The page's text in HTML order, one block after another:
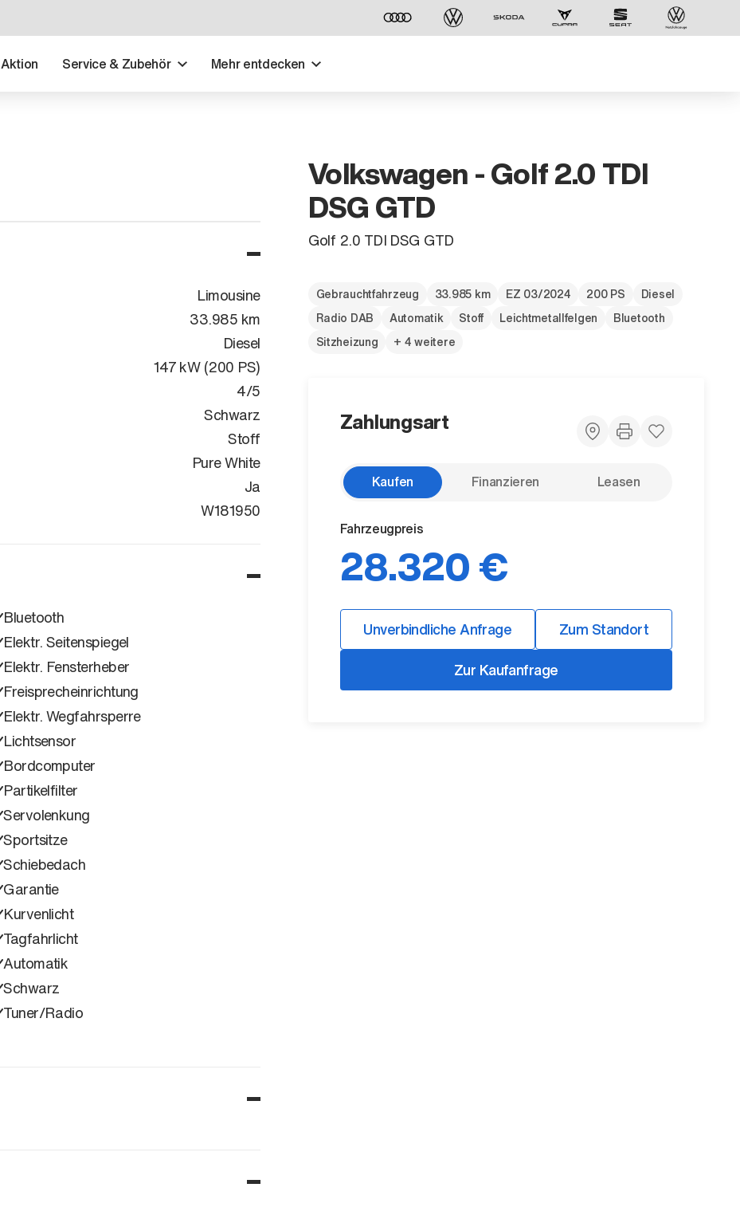
Aktion Service & Zubehör Mehr entdecken
Der ID. Polo Day
Am 5. September
Limousine
33.985 km
Diesel
147 kW (200 PS)
4/5
Schwarz
Stoff
Pure White
Ja
WVWZZZCD7RW181950
Bluetooth
Elektr. Seitenspiegel
Elektr. Fensterheber
Freisprecheinrichtung
Elektr. Wegfahrsperre
Lichtsensor
Bordcomputer
Partikelfilter
Servolenkung
Sportsitze
Schiebedach
Garantie
Kurvenlicht
Tagfahrlicht
Automatik
Schwarz
Tuner/Radio
Volkswagen - Golf 2.0 TDI
DSG GTD
Golf 2.0 TDI DSG GTD
Gebrauchtfahrzeug 33.985 km EZ 03/2024 200 PS
Diesel
Radio DAB
Automatik Stoff Leichtmetallfelgen
Bluetooth
Sitzheizung
+ 4 weitere
Zahlungsart
Kaufen Finanzieren Leasen
Fahrzeugpreis
28.320 €
Unverbindliche Anfrage
Zum Standort
Zur Kaufanfrage